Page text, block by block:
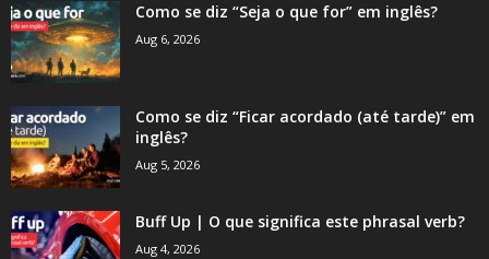
Como se diz “Seja o que for” em inglês?
Aug 6, 2026
Como se diz “Ficar acordado (até tarde)” em
inglês?
Aug 5, 2026
Buff Up | O que significa este phrasal verb?
Aug 4, 2026